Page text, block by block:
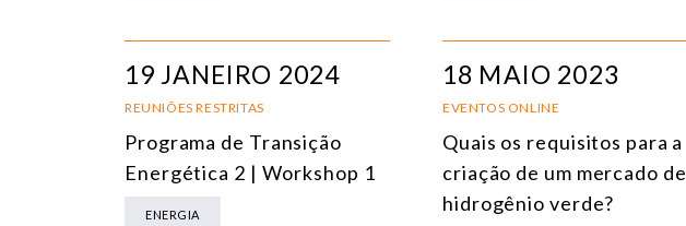
19 JANEIRO 2024
REUNIÕES RESTRITAS
Programa de Transição
Energética 2 | Workshop 1
ENERGIA
18 MAIO 2023
EVENTOS ONLINE
Quais os requisitos para a
criação de um mercado de
hidrogênio verde?